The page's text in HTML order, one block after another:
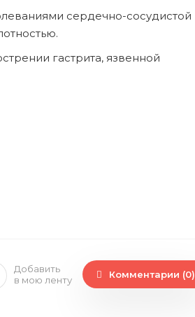
сердечно-сосудистой
гастрита, язвеннoй
Добавить
в мою ленту
Комментарии (0)